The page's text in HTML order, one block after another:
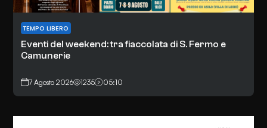
TEMPO LIBERO
Eventi del weekend: tra fiaccolata di S. Fermo e
Camunerie
7 Agosto 2026 1235 05:10